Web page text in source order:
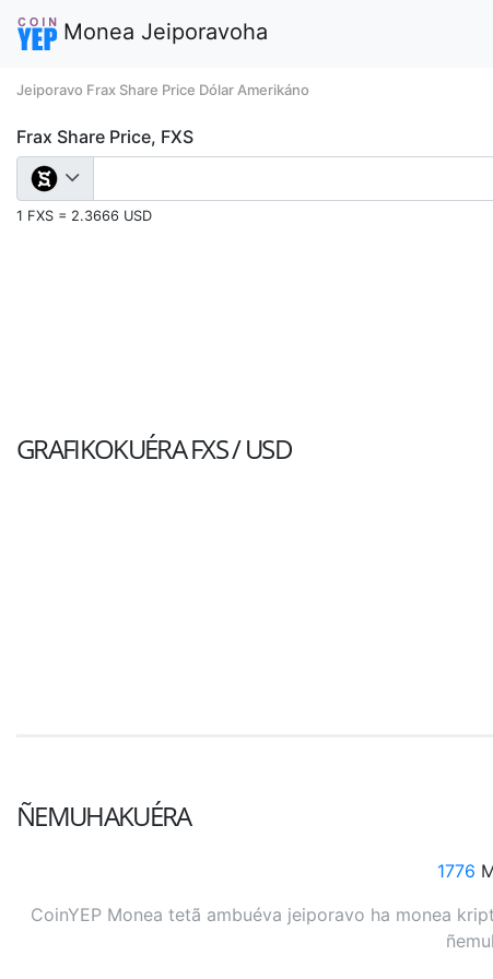
Monea Jeiporavoha
Jeiporavo Frax Share Price Dólar Amerikáno
Frax Share Price, FXS
1 FXS = 2.3666 USD
GRAFIKOKUÉRAFXS / USD
ÑEMUHAKUÉRA
1776
CoinYEP Monea tetã ambuéva jeiporavo ha monea